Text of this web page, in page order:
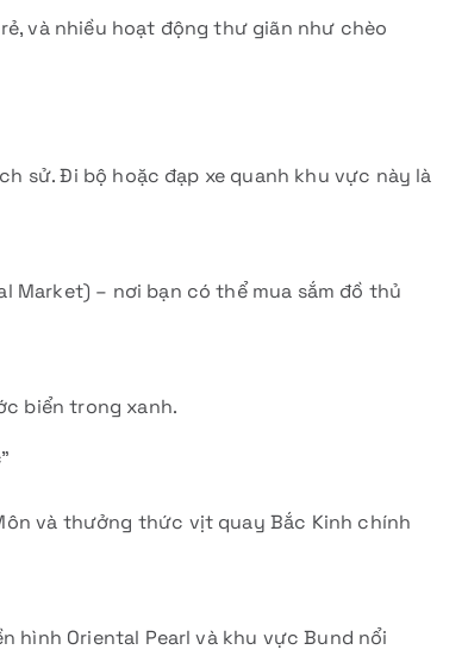
và nhiều hoạt động thư giãn như chèo
sử. Đi bộ hoặc đạp xe quanh khu vực này là
Market) – nơi bạn có thể mua sắm đồ thủ
biển trong xanh.
và thưởng thức vịt quay Bắc Kinh chính
hình Oriental Pearl và khu vực Bund nổi